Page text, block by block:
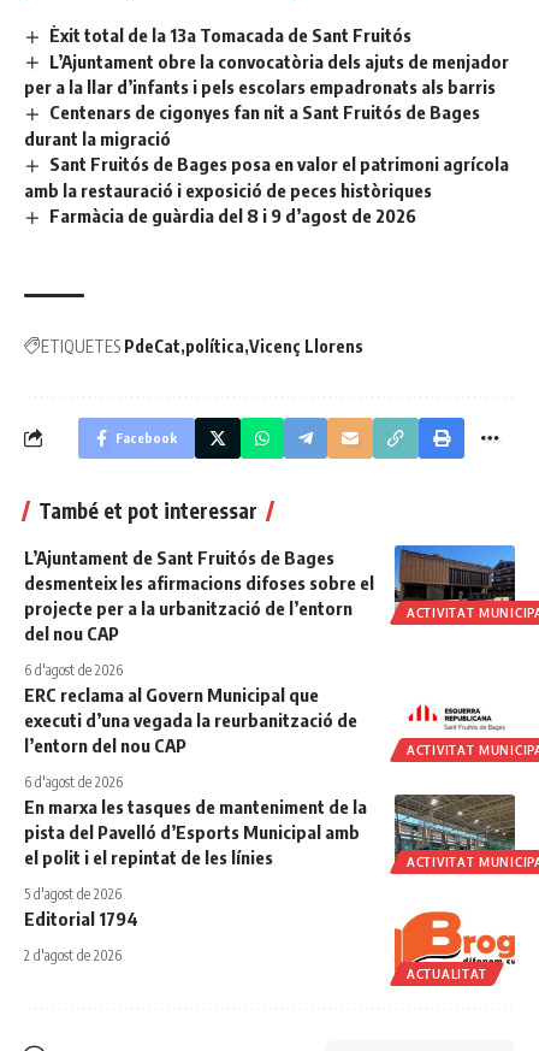
Èxit total de la 13a Tomacada de Sant Fruitós
L’Ajuntament obre la convocatòria dels ajuts de menjador
per a la llar d’infants i pels escolars empadronats als barris
Centenars de cigonyes fan nit a Sant Fruitós de Bages
durant la migració
Sant Fruitós de Bages posa en valor el patrimoni agrícola
amb la restauració i exposició de peces històriques
Farmàcia de guàrdia del 8 i 9 d’agost de 2026
ETIQUETES PdeCat política Vicenç Llorens
Facebook
També et pot interessar
ACTIVITAT
L’Ajuntament de Sant Fruitós de Bages
desmenteix les afirmacions difoses sobre el
projecte per a la urbanització de l’entorn
del nou CAP
6 d'agost de 2026
ACTIVITAT
ERC reclama al Govern Municipal que
executi d’una vegada la reurbanització de
l’entorn del nou CAP
6 d'agost de 2026
ACTIVITAT
En marxa les tasques de manteniment de la
pista del Pavelló d’Esports Municipal amb
el polit i el repintat de les línies
5 d'agost de 2026
ACTUALITAT
Editorial 1794
2 d'agost de 2026